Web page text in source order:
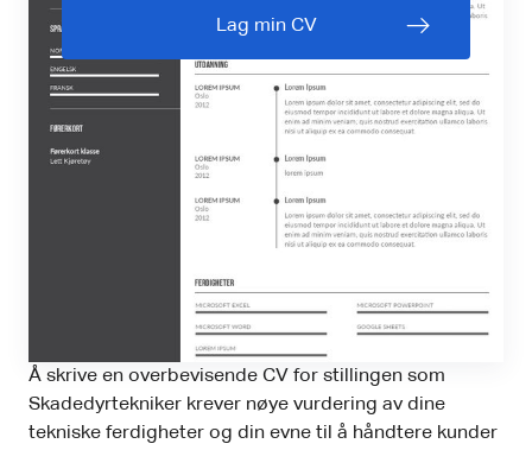
Lag min CV
Å skrive en overbevisende CV for stillingen som
Skadedyrtekniker krever nøye vurdering av dine
tekniske ferdigheter og din evne til å håndtere kunder